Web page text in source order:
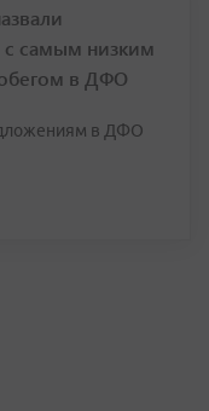
самым низким
в ДФО
в ДФО